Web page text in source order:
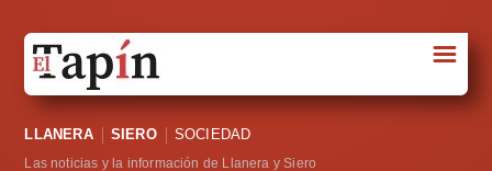
Sociedad
☰
LLANERA SIERO SOCIEDAD
Las noticias y la información de Llanera y Siero